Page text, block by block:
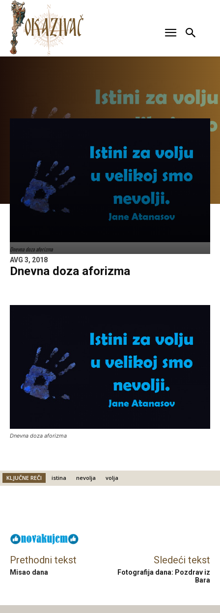
Dnevna doza aforizma
AVG 3, 2018
Dnevna doza aforizma
Dnevna doza aforizma
KLJUČNE REČI istina nevolja volja
Prethodni tekst
Misao dana
Sledeći tekst
Fotografija dana: Pozdrav iz
Bara